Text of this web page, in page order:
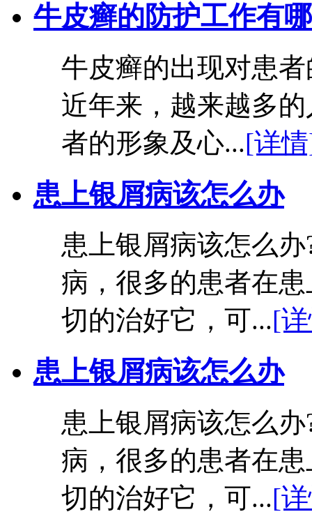
牛皮癣的防护工作有
牛皮癣的出现对患
近年来，越来越多
者的形象及心...[详
患上银屑病该怎么办
患上银屑病该怎么
病，很多的患者在
切的治好它，可...[
患上银屑病该怎么办
患上银屑病该怎么
病，很多的患者在
切的治好它，可...[